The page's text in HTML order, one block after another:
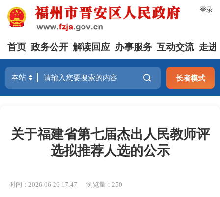
登录
首页 政务公开 解读回应 办事服务 互动交流 走进
长者模式
关于福建省第七届杰出人民教师评
选拟推荐人选的公示
时间：2026-06-26 17:47 浏览量：250